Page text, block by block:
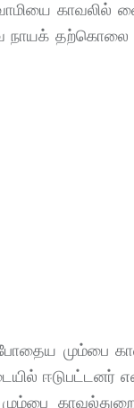
காவலில்
நாயக்
மும்பை